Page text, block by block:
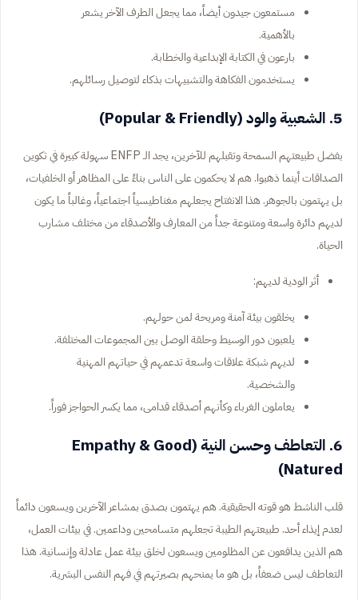
مستمعون جيدون أيضاً، مما يجعل الطرف الآخر يشعر
بالأهمية.
بارعون في الكتابة الإبداعية والخطابة.
يستخدمون الفكاهة والتشبيهات بذكاء لتوصيل رسائلهم.
5. الشعبية والود (Popular & Friendly)
بفضل طبيعتهم السمحة وتقبلهم للآخرين، يجد الـ ENFP سهولة كبيرة في تكوين
الصداقات أينما ذهبوا. هم لا يحكمون على الناس بناءً على المظاهر أو الخلفيات،
بل يهتمون بالجوهر. هذا الانفتاح يجعلهم مغناطيسياً اجتماعياً، وغالباً ما يكون
لديهم دائرة واسعة ومتنوعة جداً من المعارف والأصدقاء من مختلف مشارب
الحياة.
أثر الودية لديهم:
يخلقون بيئة آمنة ومريحة لمن حولهم.
يلعبون دور الوسيط وحلقة الوصل بين المجموعات المختلفة.
لديهم شبكة علاقات واسعة تدعمهم في حياتهم المهنية
والشخصية.
يعاملون الغرباء وكأنهم أصدقاء قدامى، مما يكسر الحواجز فوراً.
6. التعاطف وحسن النية (Empathy & Good
Natured)
قلب الناشط هو قوته الحقيقية. هم يهتمون بصدق بمشاعر الآخرين ويسعون دائماً
لعدم إيذاء أحد. طبيعتهم الطيبة تجعلهم متسامحين وداعمين. في بيئات العمل،
هم الذين يدافعون عن المظلومين ويسعون لخلق بيئة عمل عادلة وإنسانية. هذا
التعاطف ليس ضعفاً، بل هو ما يمنحهم بصيرتهم في فهم النفس البشرية.